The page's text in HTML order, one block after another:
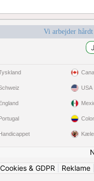
Vi arbejder
USA
Cookies & GDPR
Reklame